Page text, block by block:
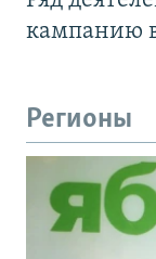
кампанию
Регионы